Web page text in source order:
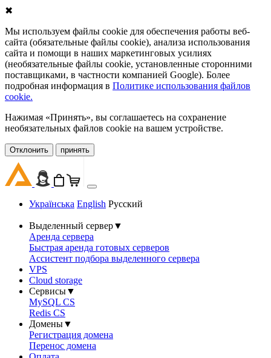
✖
Мы используем файлы cookie для обеспечения работы веб-
сайта (обязательные файлы cookie), анализа использования
сайта и помощи в наших маркетинговых усилиях
(необязательные файлы cookie, установленные сторонними
поставщиками, в частности компанией Google). Более
подробная информация в Политике использования файлов
cookie.
Нажимая «Принять», вы соглашаетесь на сохранение
необязательных файлов cookie на вашем устройстве.
Oтклонить принять
Українська English Русский
Выделенный сервер▼
Аренда сервера
Быстрая аренда готовых серверов
Ассистент подбора выделенного сервера
VPS
Cloud storage
Сервисы▼
MySQL CS
Redis CS
Домены▼
Регистрация домена
Перенос домена